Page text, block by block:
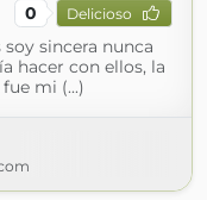
0 Delicioso
sincera nunca
hacer con ellos, la
mi (...)